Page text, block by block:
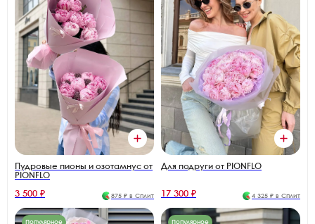
Пудровые пионы и озотамнус от
PIONFLO
3 500 ₽ 875 ₽ в Сплит
Для подруги от PIONFLO
17 300 ₽ 4 325 ₽ в Сплит
Популярное Популярное